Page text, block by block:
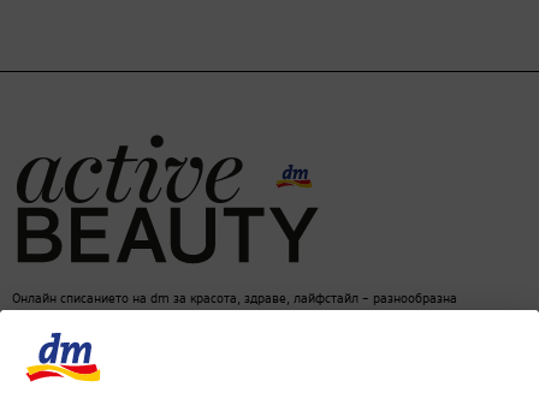
Онлайн списанието на dm за красота, здраве, лайфстайл – разнообразна